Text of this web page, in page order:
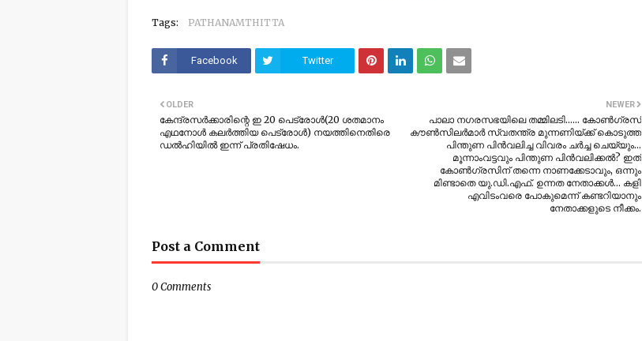
Tags: PATHANAMTHITTA
Facebook Twitter
NEWER
പാലാ നഗരസഭയിലെ തമ്മിലടി...... കോണ്‍ഗ്രസ്
കൗണ്‍സിലര്‍മാര്‍ സ്വതന്ത്ര മുന്നണിയ്ക്ക് കൊടുത്ത
പിന്തുണ പിന്‍വലിച്ച വിവരം ചര്‍ച്ച ചെയ്യും...
മൂന്നാംവട്ടവും പിന്തുണ പിന്‍വലിക്കല്‍? ഇത്
കോണ്‍ഗ്രസിന് തന്നെ നാണക്കേടാവും, ഒന്നും
മിണ്ടാതെ യു.ഡി.എഫ്. ഉന്നത നേതാക്കള്‍... കളി
എവിടംവരെ പോകുമെന്ന് കണ്ടറിയാനും
നേതാക്കളുടെ നീക്കം.
OLDER
കേന്ദ്രസർക്കാരിന്റെ ഇ 20 പെട്രോൾ(20 ശതമാനം
എഥനോൾ കലർത്തിയ പെട്രോൾ) നയത്തിനെതിരെ
ഡൽഹിയിൽ ഇന്ന് പ്രതിഷേധം.
Post a Comment
0 Comments